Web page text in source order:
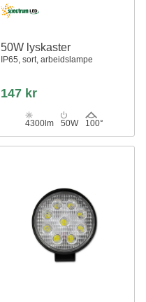
50W lyskaster
IP65, sort, arbeidslampe
147 kr
4300lm 50W 100°